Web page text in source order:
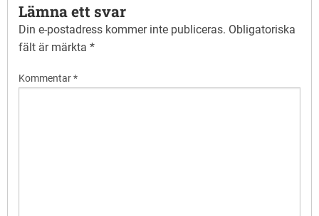
Lämna ett svar
Din e-postadress kommer inte publiceras. Obligatoriska
fält är märkta *
Kommentar*